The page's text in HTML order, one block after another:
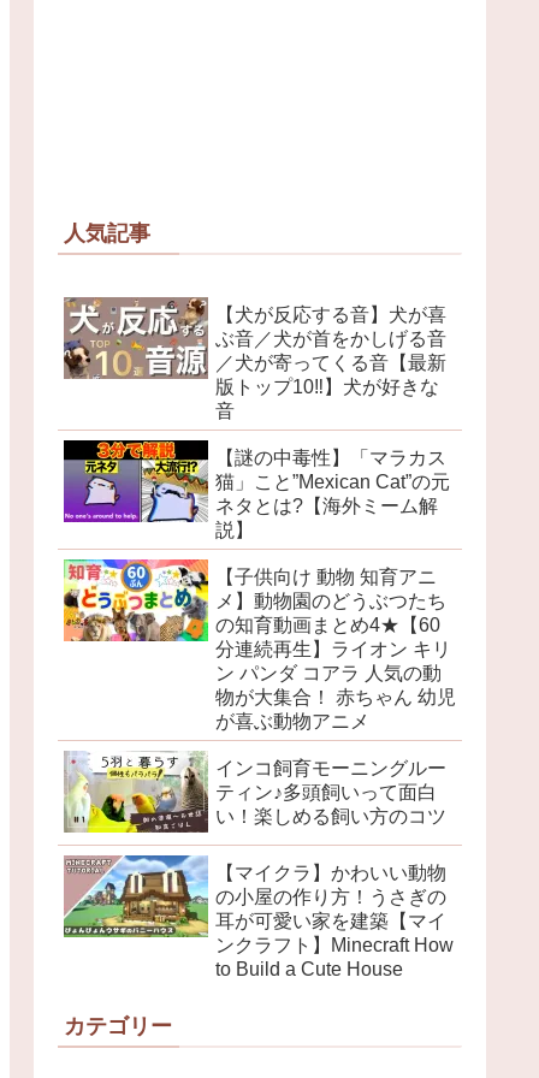
人気記事
【犬が反応する音】犬が喜
ぶ音／犬が首をかしげる音
／犬が寄ってくる音【最新
版トップ10‼︎】犬が好きな
音
【謎の中毒性】「マラカス
猫」こと”Mexican Cat”の元
ネタとは?【海外ミーム解
説】
【子供向け 動物 知育アニ
メ】動物園のどうぶつたち
の知育動画まとめ4★【60
分連続再生】ライオン キリ
ン パンダ コアラ 人気の動
物が大集合！ 赤ちゃん 幼児
が喜ぶ動物アニメ
インコ飼育モーニングルー
ティン♪多頭飼いって面白
い！楽しめる飼い方のコツ
【マイクラ】かわいい動物
の小屋の作り方！うさぎの
耳が可愛い家を建築【マイ
ンクラフト】Minecraft How
to Build a Cute House
カテゴリー